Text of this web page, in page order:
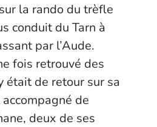
la rando du trèfle
conduit du Tarn à
par l’Aude.
fois retrouvé des
était de retour sur sa
de
deux de ses